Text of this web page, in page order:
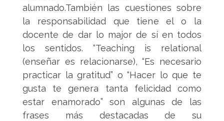
alumnado.También las cuestiones sobre
la responsabilidad que tiene el o la
docente de dar lo major de sí en todos
los sentidos. “Teaching is relational
(enseñar es relacionarse), “Es necesario
practicar la gratitud” o “Hacer lo que te
gusta te genera tanta felicidad como
estar enamorado” son algunas de las
frases más destacadas de su